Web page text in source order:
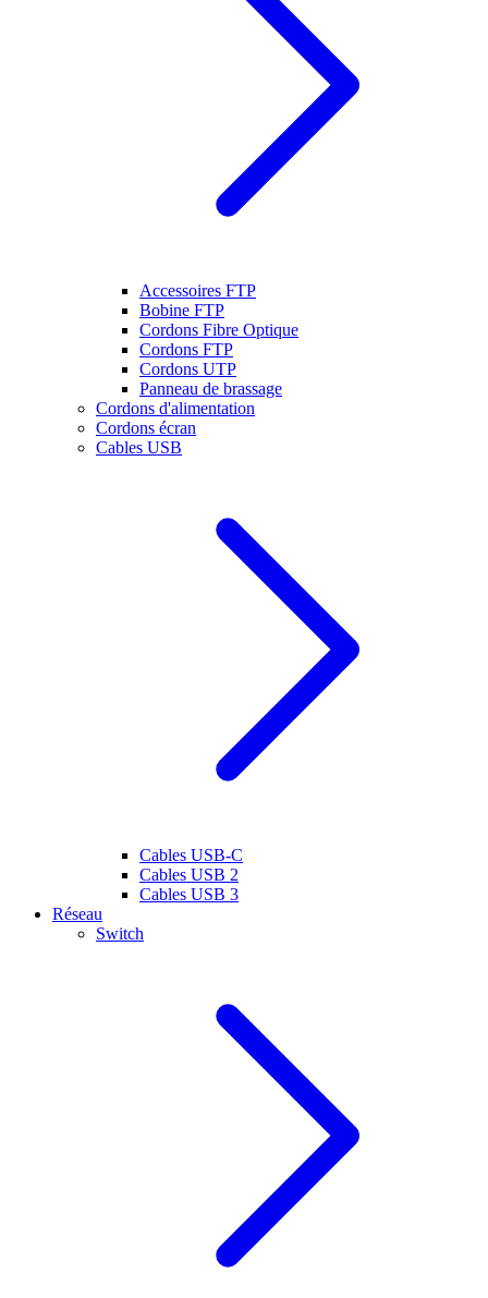
Accessoires FTP
Bobine FTP
Cordons Fibre Optique
Cordons FTP
Cordons UTP
Panneau de brassage
Cordons d'alimentation
Cordons écran
Cables USB
Cables USB-C
Cables USB 2
Cables USB 3
Réseau
Switch